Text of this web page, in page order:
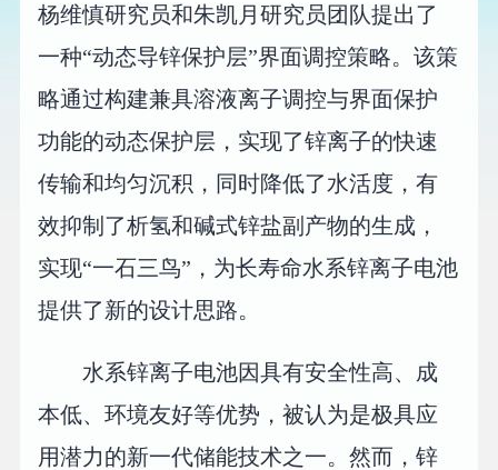
杨维慎研究员和朱凯月研究员团队提出了
一种“动态导锌保护层”界面调控策略。该策
略通过构建兼具溶液离子调控与界面保护
功能的动态保护层，实现了锌离子的快速
传输和均匀沉积，同时降低了水活度，有
效抑制了析氢和碱式锌盐副产物的生成，
实现“一石三鸟”，为长寿命水系锌离子电池
提供了新的设计思路。
水系锌离子电池因具有安全性高、成
本低、环境友好等优势，被认为是极具应
用潜力的新一代储能技术之一。然而，锌